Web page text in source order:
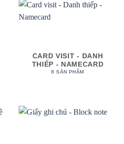
CARD VISIT - DANH
THIẾP - NAMECARD
8 SẢN PHẨM